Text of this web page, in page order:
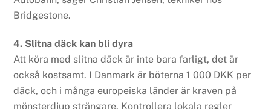
Bridgestone.
4. Slitna däck kan bli dyra
Att köra med slitna däck är inte bara farligt, det är
också kostsamt. I Danmark är böterna 1 000 DKK per
däck, och i många europeiska länder är kraven på
mönsterdjup strängare. Kontrollera lokala regler